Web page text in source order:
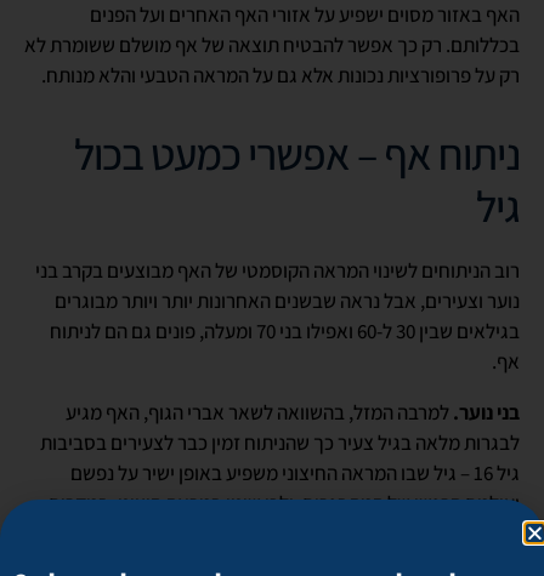
האף באזור מסוים ישפיע על אזורי האף האחרים ועל הפנים
בכללותם. רק כך אפשר להבטיח תוצאה של אף מושלם ששומרת לא
רק על פרופורציות נכונות אלא גם על המראה הטבעי והלא מנותח.
ניתוח אף – אפשרי כמעט בכול
גיל
רוב הניתוחים לשינוי המראה הקוסמטי של האף מבוצעים בקרב בני
נוער וצעירים, אבל נראה שבשנים האחרונות יותר ויותר מבוגרים
בגילאים שבין 30 ל-60 ואפילו בני 70 ומעלה, פונים גם הם לניתוח
אף.
בני נוער. למרבה המזל, בהשוואה לשאר אברי הגוף, האף מגיע
לבגרות מלאה בגיל צעיר כך שהניתוח זמין כבר לצעירים בסביבות
גיל 16 – גיל שבו המראה החיצוני משפיע באופן ישיר על נפשם
ועולמם הרגשי של המתבגרים, ולכן שינוי במראה חיצוני, במקרים